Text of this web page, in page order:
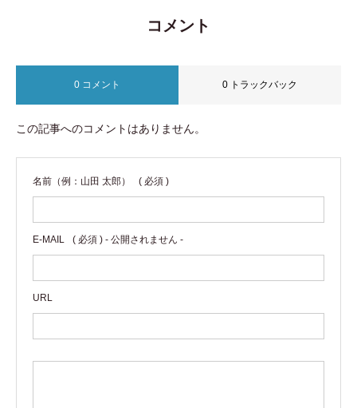
コメント
0 コメント 0 トラックバック
この記事へのコメントはありません。
名前（例：山田 太郎） ( 必須 )
E-MAIL ( 必須 ) - 公開されません -
URL